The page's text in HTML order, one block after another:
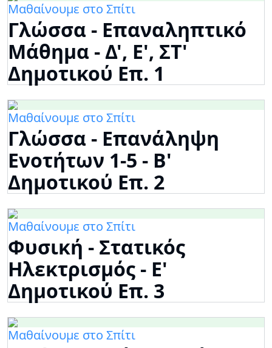
Μαθαίνουμε στο Σπίτι
Γλώσσα - Επαναληπτικό
Μάθημα - Δ', Ε', ΣΤ'
Δημοτικού Επ. 1
Μαθαίνουμε στο Σπίτι
Γλώσσα - Επανάληψη
Ενοτήτων 1-5 - Β'
Δημοτικού Επ. 2
Μαθαίνουμε στο Σπίτι
Φυσική - Στατικός
Ηλεκτρισμός - Ε'
Δημοτικού Επ. 3
Μαθαίνουμε στο Σπίτι